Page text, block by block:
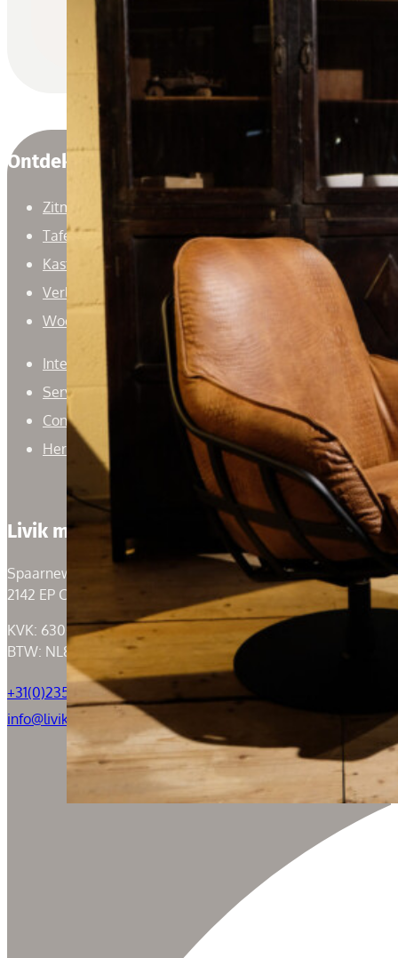
Ontdek
Zitmeubelen
Tafels
Kasten
Verlichting
Woonaccessoires
Interieuradvies
Service
Contact
Herroepingsrecht
Livik meubelen
Spaarneweg 59
2142 EP Cruquius
KVK: 63004526
BTW: NL855050184B01
+31(0)235294739
info@livik.nl